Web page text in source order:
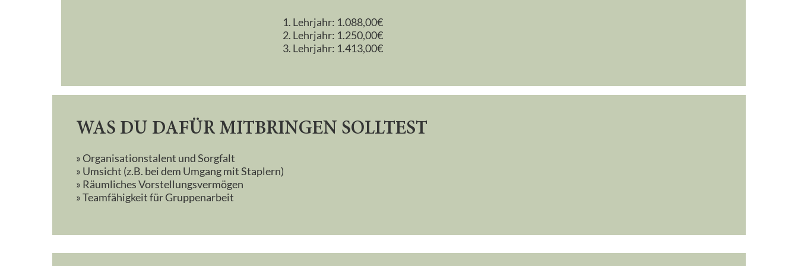
1. Lehrjahr: 1.088,00€
2. Lehrjahr: 1.250,00€
3. Lehrjahr: 1.413,00€
WAS DU DAFÜR MITBRINGEN SOLLTEST
» Organisationstalent und Sorgfalt
» Umsicht (z.B. bei dem Umgang mit Staplern)
» Räumliches Vorstellungsvermögen
» Teamfähigkeit für Gruppenarbeit